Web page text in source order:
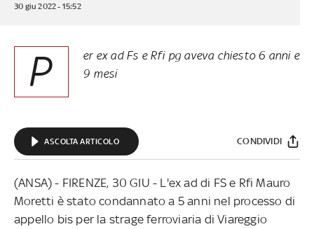
30 giu 2022 - 15:52
P
er ex ad Fs e Rfi pg aveva chiesto 6 anni e
9 mesi
ASCOLTA ARTICOLO CONDIVIDI
(ANSA) - FIRENZE, 30 GIU - L'ex ad di FS e Rfi Mauro
Moretti è stato condannato a 5 anni nel processo di
appello bis per la strage ferroviaria di Viareggio